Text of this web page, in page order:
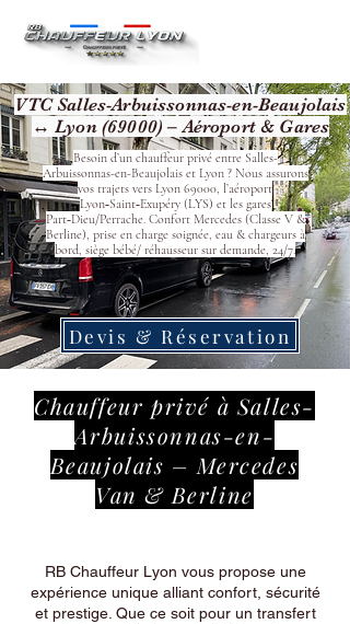
VTC Salles-Arbuissonnas-en-Beaujolais
↔ Lyon (69000) – Aéroport & Gares
Besoin d’un chauffeur privé entre Salles-
Arbuissonnas-en-Beaujolais et Lyon ? Nous assurons
vos trajets vers Lyon 69000, l’aéroport
Lyon‑Saint‑Exupéry (LYS) et les gares
Part‑Dieu/Perrache. Confort Mercedes (Classe V &
Berline), prise en charge soignée, eau & chargeurs à
bord, siège bébé/ réhausseur sur demande, 24/7.
Devis & Réservation
Chauffeur privé à Salles-
Arbuissonnas-en-
Beaujolais – Mercedes
Van & Berline
RB Chauffeur Lyon vous propose une
expérience unique alliant confort, sécurité
et prestige. Que ce soit pour un transfert